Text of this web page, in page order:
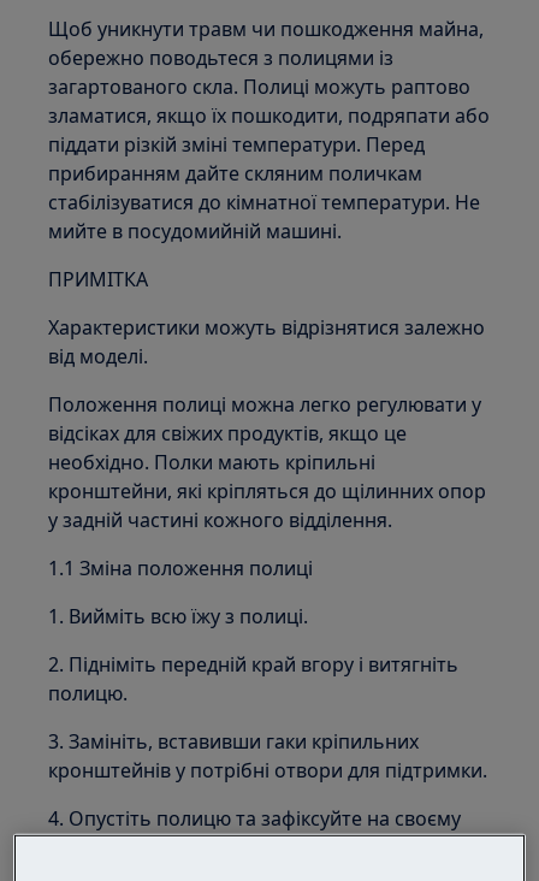
Щоб уникнути травм чи пошкодження майна,
обережно поводьтеся з полицями із
загартованого скла. Полиці можуть раптово
зламатися, якщо їх пошкодити, подряпати або
піддати різкій зміні температури. Перед
прибиранням дайте скляним поличкам
стабілізуватися до кімнатної температури. Не
мийте в посудомийній машині.
ПРИМІТКА
Характеристики можуть відрізнятися залежно
від моделі.
Положення полиці можна легко регулювати у
відсіках для свіжих продуктів, якщо це
необхідно. Полки мають кріпильні
кронштейни, які кріпляться до щілинних опор
у задній частині кожного відділення.
1.1 Зміна положення полиці
1. Вийміть всю їжу з полиці.
2. Підніміть передній край вгору і витягніть
полицю.
3. Замініть, вставивши гаки кріпильних
кронштейнів у потрібні отвори для підтримки.
4. Опустіть полицю та зафіксуйте на своєму